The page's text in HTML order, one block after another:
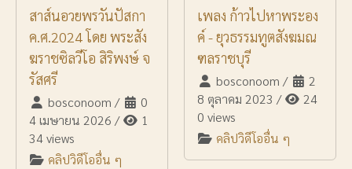
สาส์นอวยพรวันปัสกา
ค.ศ.2024 โดย พระสัง
ฆราชซิลวีโอ สิริพงษ์ จ
รัสศรี
bosconoom /
0
4 เมษายน 2026 /
1
34 views
คลิปวิดีโออื่น ๆ
เพลง ก้าวไปหาพระอง
ค์ - ยุวธรรมทูตสังฆมณ
ฑลราชบุรี
bosconoom /
2
8 ตุลาคม 2023 /
24
0 views
คลิปวิดีโออื่น ๆ